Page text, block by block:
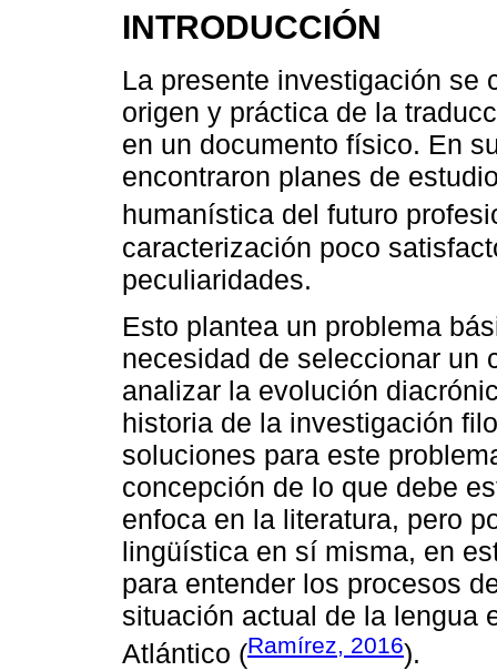
INTRODUCCIÓN
La presente investigación se
origen y práctica de la
en un documento físico. En
encontraron planes de
humanística del futuro
caracterización poco
peculiaridades.
Esto plantea un problema
necesidad de seleccionar un
analizar la evolución
historia de la investigación
soluciones para este
concepción de lo que debe
enfoca en la literatura, pero
lingüística en sí misma, en
para entender los procesos
situación actual de la lengua
Atlántico (Ramírez, 2016).